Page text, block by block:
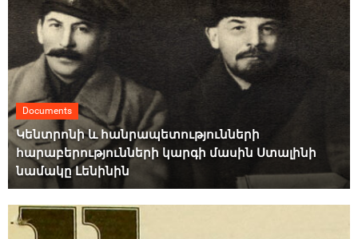
Documents
Կենտրոնի և հանրապետությունների
հարաբերությունների կարգի մասին Ստալինի
նամակը Լենինին